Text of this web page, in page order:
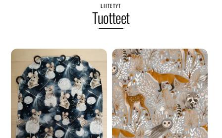
LIITETYT
Tuotteet